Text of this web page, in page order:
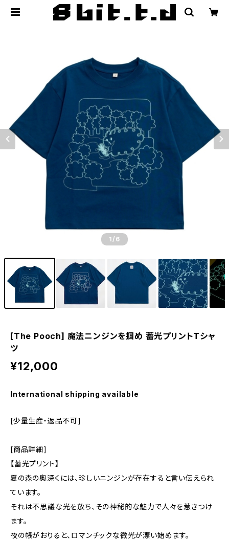
1 /6
[The Pooch] 魔法ニンジンを掴め 蓄光プリントTシャ
ツ
¥12,000
International shipping available
[少量生産・返品不可]
[商品詳細]
【蓄光プリント】
夏の森の奥深くには、珍しいニンジンが存在すると言い伝えられ
ています。
それは不思議な光を放ち、その神秘的な魅力で人々を惹きつけ
ます。
夜の帳がおりると、ロマンチックな微光が漂い始めます。